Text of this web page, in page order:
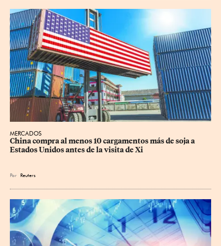
MERCADOS
China compra al menos 10 cargamentos más de soja a
Estados Unidos antes de la visita de Xi
Por Reuters